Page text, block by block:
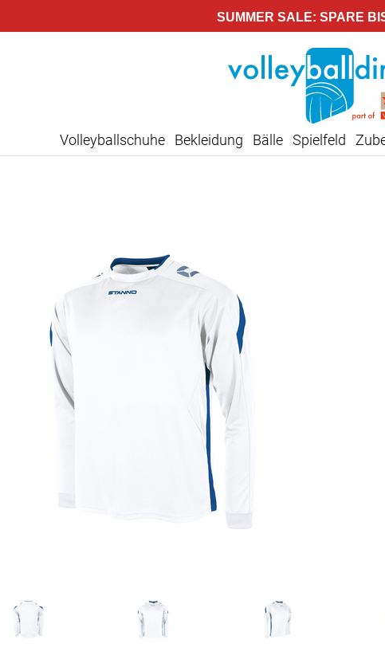
SUMMER SALE: SPARE
Volleyballschuhe Bekleidung Bälle Spielfeld